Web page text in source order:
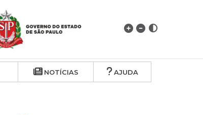
NOTÍCIAS AJUDA